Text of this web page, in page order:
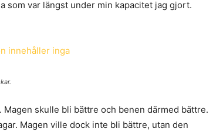
som var längst under min kapacitet jag gjort.
skulle bli bättre och benen därmed bättre.
Magen ville dock inte bli bättre, utan den